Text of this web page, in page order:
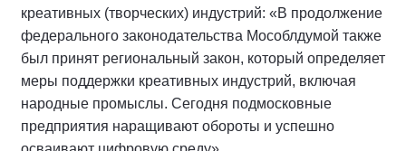
креативных (творческих) индустрий: «В продолжение
федерального законодательства Мособлдумой также
был принят региональный закон, который определяет
меры поддержки креативных индустрий, включая
народные промыслы. Сегодня подмосковные
предприятия наращивают обороты и успешно